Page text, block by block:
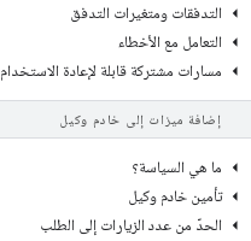
التدفقات ومتغيرات التدفق
التعامل مع الأخطاء
مسارات مشتركة قابلة لإعادة الاستخدام
إضافة ميزات إلى خادم وكيل
ما هي السياسة؟
تأمين خادم وكيل
الحدّ من عدد الزيارات إلى الطلب